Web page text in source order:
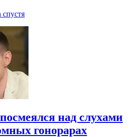
спустя
над слухами
гонорарах